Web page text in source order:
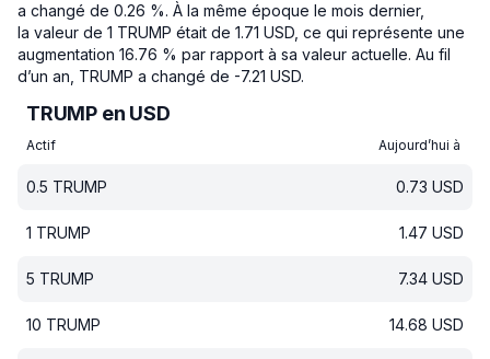
a changé de 0.26 %. À la même époque le mois dernier,
la valeur de 1 TRUMP était de 1.71 USD, ce qui représente une
augmentation 16.76 % par rapport à sa valeur actuelle. Au fil
d’un an, TRUMP a changé de -7.21 USD.
TRUMP en USD
Actif Aujourd’hui à
0.5 TRUMP 0.73 USD
1 TRUMP 1.47 USD
5 TRUMP 7.34 USD
10 TRUMP 14.68 USD